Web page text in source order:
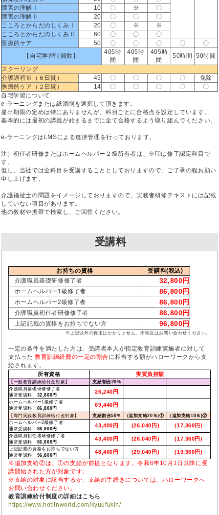
障害の理解Ⅰ
10 〇 ※
〇
障害の理解Ⅱ
20 〇 〇
〇
こころとからだのしくみⅠ
20 〇 ※
※
こころとからだのしくみⅡ
60 〇 〇
〇
医療的ケア
50 〇 〇 〇 〇
〇
【自宅学習時間数】
405時
間
405時
間
405時
間
50時間
50時間
スクーリング
介護過程Ⅲ（６日間）
45 〇 〇 〇 〇
免除
医療的ケア（２日間）
14 〇 〇 〇 〇
〇
自宅学習について
e-ラーニングまたは紙添削を選択して頂きます。
提出期限の定めは特にありませんが、科目ごとに合格点を設定しています。
基本的には最初の講義が始まるまでに全て合格するよう取り組んでください。
e-ラーニングはLMSによる進捗管理を行っております。
注）初任者研修またはホームヘルパー２級所有者は、※印は修了認定科目で
す。
但し、当社では全科目を受講することとしておりますので、ご了承の程お願い
申し上げます。
介護福祉士の問題をイメージしておりますので、実務者研修テキストには記載
していない項目があります。
他の教材や携帯で検索し、ご回答ください。
受講料
お持ちの資格
受講料(税込)
介護職員基礎研修修了者
32,800円
ホームヘルパー1級修了者 86,800円
ホームヘルパー2級修了者 86,800円
介護職員初任者研修修了者 86,800円
上記記載の資格をお持ちでない方 96,800円
※上記以外の費用はかかりません。不明点はお問い合わせください。
一定の条件を満たした方は、受講者本人が指定教育訓練実施者に対して
支払った 教育訓練経費の一定の割合に相当する額がハローワークから支
給されます。
所有資格 実質負担額
【一般教育訓練給付金対象】 支給割合20%
介護職員基礎研修修了者
通常受講料 32,800円
26,240円
ホームヘルパー1級修了者
通常受講料 86,800円
69,440円
【専門実践教育訓練給付金対象】 支給割合50％ (追加支給20％)① (追加支給10％)②
ホームヘルパー2級修了者
通常受講料 86,800円
43,400円 (26,040円) (17,360円)
介護職員初任者研修修了者
通常受講料 86,800円
43,400円 (26,040円) (17,360円)
上記記載の資格をお持ちでない方
通常受講料 96,800円
48,400円 (29,040円) (19,360円)
※追加支給②は、①の支給が前提となります。令和6年10月1日以降に受
講開始された方が対象です。
※支給の対象に該当するか、支給の手続きについては、ハローワークへ
お問い合わせください。
教育訓練給付制度の詳細はこちら
https://www.hotlinworld.com/kyuufukin/